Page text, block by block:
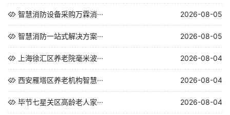
智慧消防设备采购万霖消··· 2026-08-05
智慧消防一站式解决方案··· 2026-08-05
上海徐汇区养老院毫米波··· 2026-08-04
西安雁塔区养老机构智慧··· 2026-08-04
毕节七星关区高龄老人家··· 2026-08-04